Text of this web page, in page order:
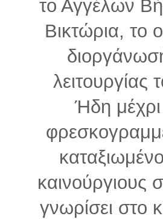
το Αγγέλων
Βικτώρια, το
λειτουργίας
Ήδη
καινούργιους
γνωρίσει στο